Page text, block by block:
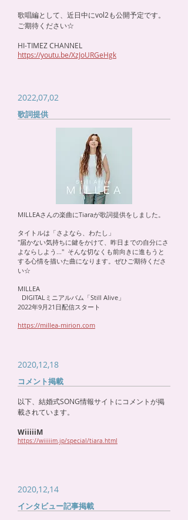
歌唱編として、近日中にvol2も公開予定です。
ご期待ください☆
HI-TIMEZ CHANNEL
https://youtu.be/XzJoURGeHgk
2022,07,02
歌詞提供
MILLEAさんの楽曲にTiaraが歌詞提供をしました。
タイトルは「さよなら、わたし」
"届かない気持ちに鍵をかけて、昨日までの自分にさ
よならしよう..." そんな切なくも前向きに進もうと
する心情を描いた曲になります。ぜひご期待くださ
い☆
MILLEA
DIGITALミニアルバム「Still Alive」
2022年9月21日配信スタート
https://millea-mirion.com
2020,12,18
コメント掲載
以下、結婚式SONG情報サイトにコメントが掲
載されています。
WiiiiiM
https://wiiiiim.jp/special/tiara.html
2020,12,14
インタビュー記事掲載